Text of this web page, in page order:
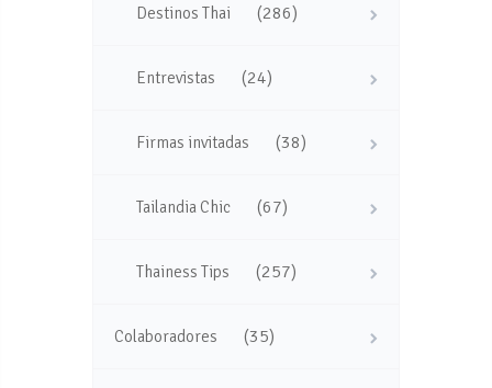
Destinos Thai (286)
Entrevistas (24)
Firmas invitadas (38)
Tailandia Chic (67)
Thainess Tips (257)
Colaboradores (35)